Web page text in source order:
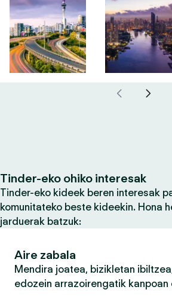
Tinder-eko ohiko interesak
Tinder-eko kideek beren interesak
komunitateko beste kideekin. Hona
jarduerak batzuk:
Aire zabala
Mendira joatea, bizikletan
edozein arrazoirengatik kanpoan